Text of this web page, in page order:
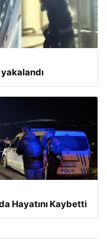
Hayatını Kaybetti